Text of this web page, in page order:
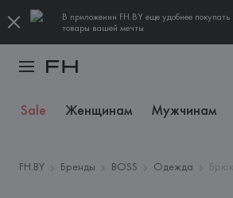
В приложении FH.BY еще удобнее покупать
товары вашей мечты
Sale Женщинам Мужчинам
FH.BY Бренды BOSS Одежда